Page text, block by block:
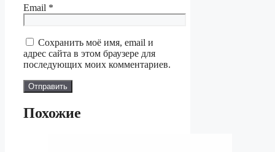
Email *
Сохранить моё имя, email и
адрес сайта в этом браузере для
последующих моих комментариев.
Похожие